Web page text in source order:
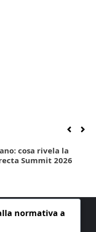
cosa rivela la
Summit 2026
normativa a